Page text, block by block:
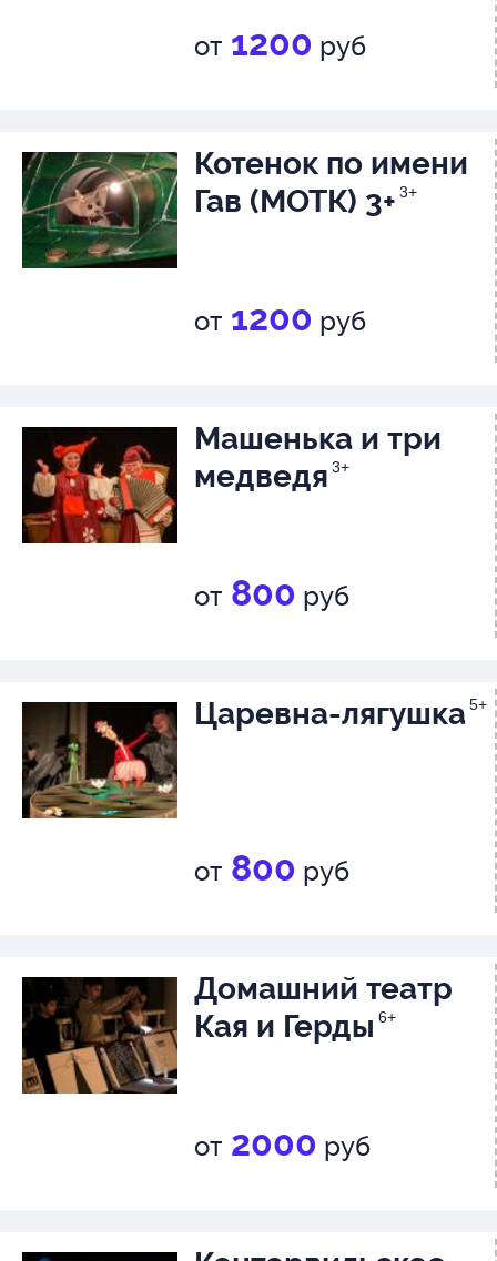
от 1200 руб
Котенок по имени
Гав (МОТК) 3+ 3+
от 1200 руб
Машенька и три
медведя 3+
от 800 руб
Царевна-лягушка5+
от 800 руб
Домашний театр
Кая и Герды 6+
от 2000 руб